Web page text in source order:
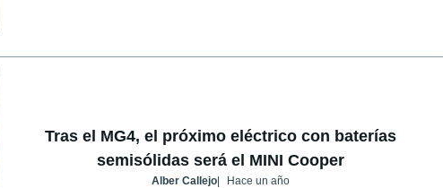
Tras el MG4, el próximo eléctrico con baterías
semisólidas será el MINI Cooper
Alber Callejo Hace un año